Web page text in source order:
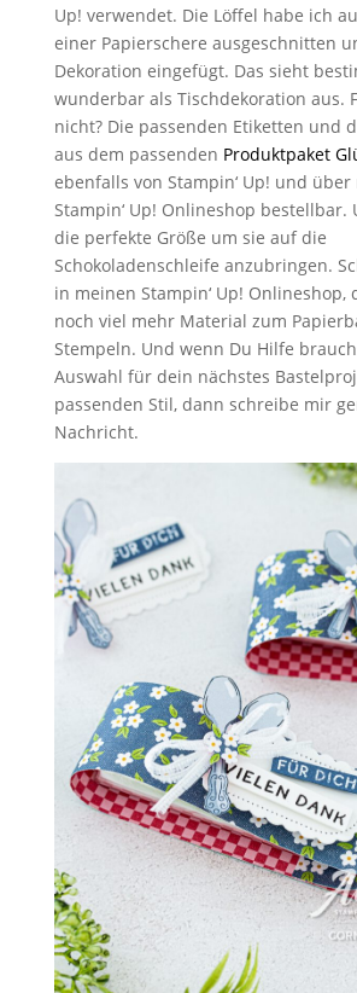
Up! verwendet. Die Löffel habe ich
einer Papierschere ausgeschnitten
Dekoration eingefügt. Das sieht
wunderbar als Tischdekoration aus.
nicht? Die passenden Etiketten und
aus dem passenden Produktpaket
ebenfalls von Stampin‘ Up! und über
Stampin‘ Up! Onlineshop bestellbar.
die perfekte Größe um sie auf die
Schokoladenschleife anzubringen.
in meinen Stampin‘ Up! Onlineshop,
noch viel mehr Material zum
Stempeln. Und wenn Du Hilfe
Auswahl für dein nächstes
passenden Stil, dann schreibe mir
Nachricht.